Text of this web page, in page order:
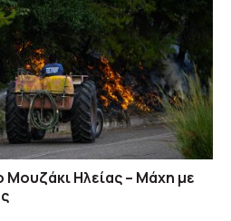
Ηλείας – Μάχη με